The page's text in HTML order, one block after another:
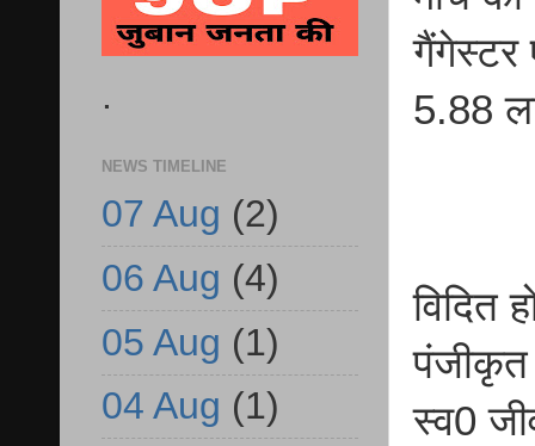
गैंगेस्टर
5.88
विदित
पंजीकृत
स्व0
.
NEWS TIMELINE
07 Aug (2)
06 Aug (4)
05 Aug (1)
04 Aug (1)